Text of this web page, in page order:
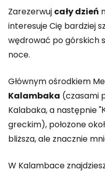
Zarezerwuj cały dzień
interesuje Cię bardziej
wędrować po górskich
noce.
Głównym ośrodkiem
Kalambaka (czasami
Kalabaka, a następnie
greckim), położone
bliższa, ale znacznie
W Kalambace